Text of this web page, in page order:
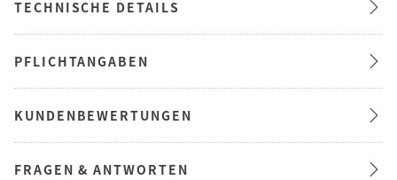
TECHNISCHE DETAILS
PFLICHTANGABEN
KUNDENBEWERTUNGEN
FRAGEN & ANTWORTEN